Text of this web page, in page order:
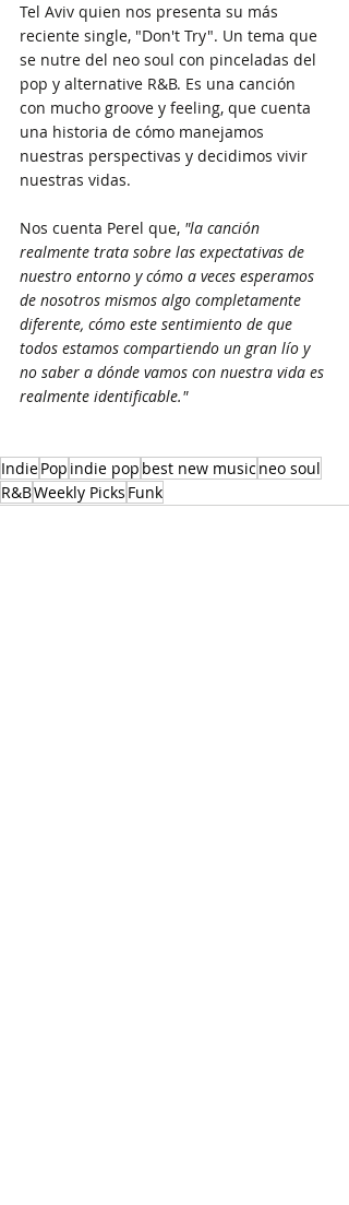
Tel Aviv quien nos presenta su más
reciente single, "Don't Try". Un tema que
se nutre del neo soul con pinceladas del
pop y alternative R&B. Es una canción
con mucho groove y feeling, que cuenta
una historia de cómo manejamos
nuestras perspectivas y decidimos vivir
nuestras vidas.
Nos cuenta Perel que, "la canción
realmente trata sobre las expectativas de
nuestro entorno y cómo a veces esperamos
de nosotros mismos algo completamente
diferente, cómo este sentimiento de que
todos estamos compartiendo un gran lío y
no saber a dónde vamos con nuestra vida es
realmente identificable."
IndiePop indie pop best new music neo soul
R&BWeekly Picks Funk